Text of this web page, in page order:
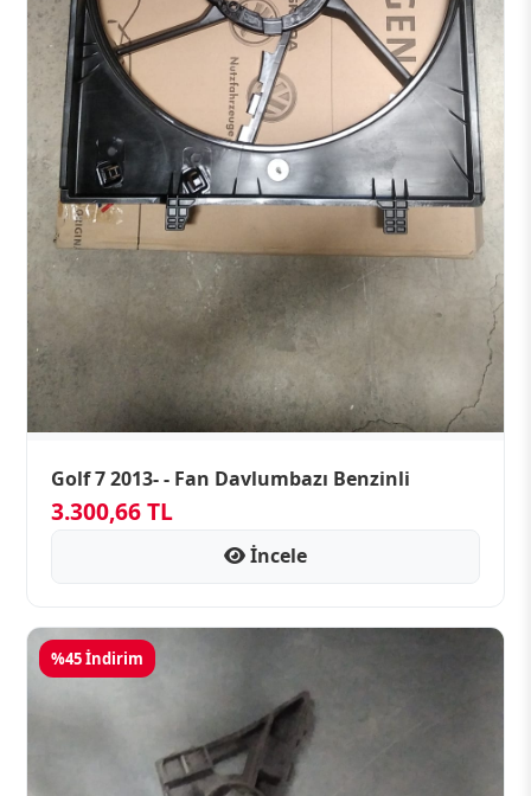
Golf 7 2013- - Fan Davlumbazı Benzinli
3.300,66 TL
İncele
%45 İndirim